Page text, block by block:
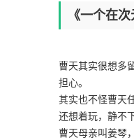
《一个在
曹天其实很想多
担心。
其实也不怪曹天
还想着玩，静不
曹天母亲叫姜琴